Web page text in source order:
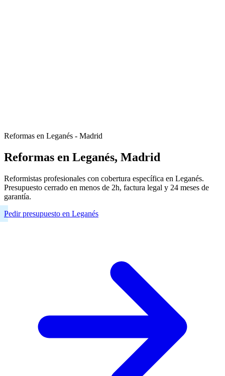
Reformas en Leganés - Madrid
Reformas en Leganés, Madrid
Reformistas profesionales con cobertura específica en Leganés.
Presupuesto cerrado en menos de 2h, factura legal y 24 meses de
garantía.
Pedir presupuesto en Leganés